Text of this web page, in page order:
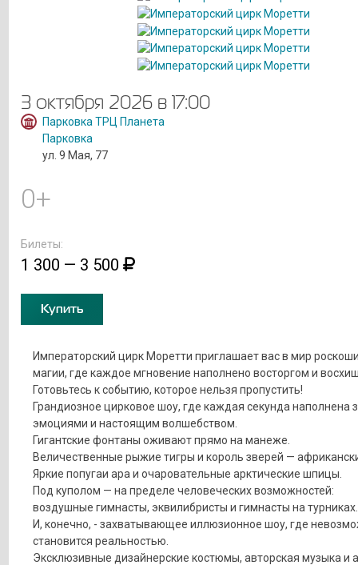
3 октября 2026 в 17:00
Парковка ТРЦ Планета
Парковка
ул. 9 Мая, 77
0+
Билеты:
1 300 — 3 500
Купить
Императорский цирк Моретти приглашает вас в мир
магии, где каждое мгновение наполнено восторгом и
Готовьтесь к событию, которое нельзя пропустить!
Грандиозное цирковое шоу, где каждая секунда наполнена
эмоциями и настоящим волшебством.
Гигантские фонтаны оживают прямо на манеже.
Величественные рыжие тигры и король зверей —
Яркие попугаи ара и очаровательные арктические шпицы.
Под куполом — на пределе человеческих возможностей:
воздушные гимнасты, эквилибристы и гимнасты на турниках.
И, конечно, - захватывающее иллюзионное шоу, где
становится реальностью.
Эксклюзивные дизайнерские костюмы, авторская музыка и